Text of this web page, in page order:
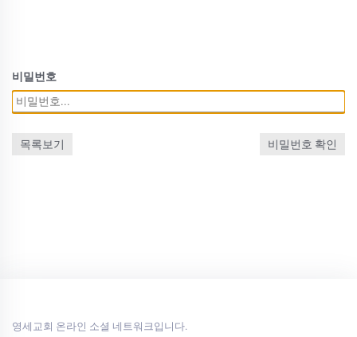
비밀번호
목록보기 비밀번호 확인
영세교회 온라인 소셜 네트워크입니다.